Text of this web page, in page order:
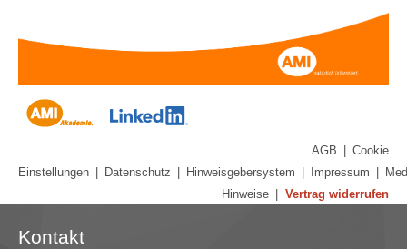
AGB
Cookie
Einstellungen
Datenschutz Hinweisgebersystem Impressum
Hinweise
Vertrag widerrufen
Kontakt